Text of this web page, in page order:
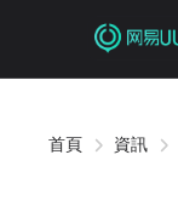
首頁 資訊